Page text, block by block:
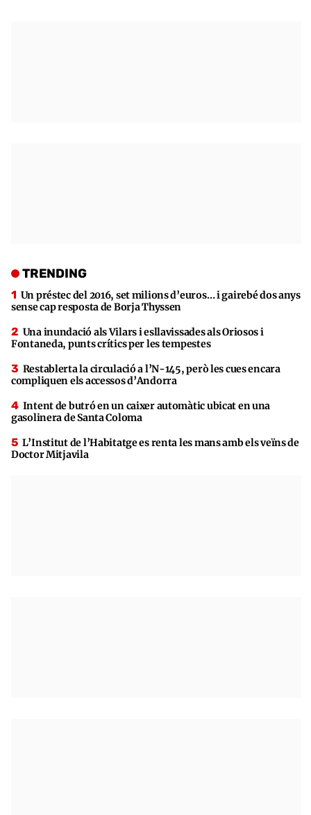
TRENDING
Un préstec del 2016, set milions d’euros… i gairebé dos anys
sense cap resposta de Borja Thyssen
Una inundació als Vilars i esllavissades als Oriosos i
Fontaneda, punts crítics per les tempestes
Restablerta la circulació a l’N-145, però les cues encara
compliquen els accessos d’Andorra
Intent de butró en un caixer automàtic ubicat en una
gasolinera de Santa Coloma
L’Institut de l’Habitatge es renta les mans amb els veïns de
Doctor Mitjavila